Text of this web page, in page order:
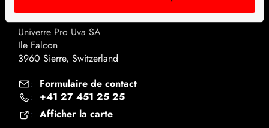
Contact
Univerre Pro Uva SA
Ile Falcon
3960 Sierre, Switzerland
: Formulaire de contact
: +41 27 451 25 25
: Afficher la carte